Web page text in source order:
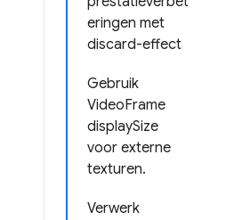
eringen met
discard-effect
Gebruik
VideoFrame
displaySize
voor externe
texturen.
Verwerk